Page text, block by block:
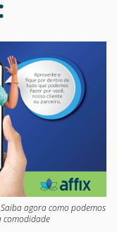
agora como podemos
comodidade